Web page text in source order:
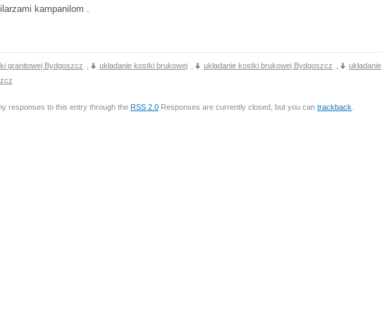
kampanilom .
granitowej Bydgoszcz układanie kostki brukowej układanie kostki brukowej Bydgoszcz
układanie
responses to this entry through the RSS 2.0 Responses are currently closed, but you can trackback